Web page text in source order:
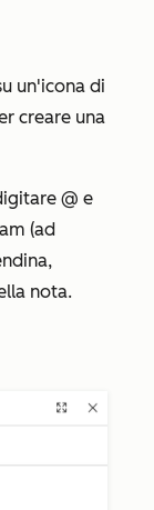
un'icona di
creare una
@ e
(ad
nota.